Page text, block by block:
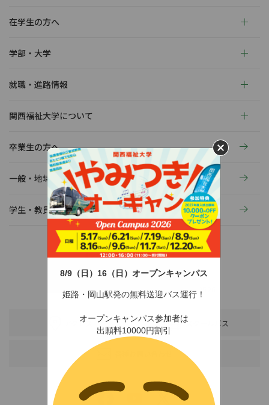
8/9（日）16（日）オープンキャンパス
姫路・岡山駅発の無料送迎バス運行！
オープンキャンパス参加者は
出願料10000円割引
在学生の方へ
学部・大学
就職・進路情報
関西福祉大学について
卒業生の方へ
一般・地域の方へ
学生・教員の活動
〒678-0255 兵庫県赤穂市新田380-3
TEL：0791-46-2525（代）FAX：0791-46-2526
アクセス スクールバス